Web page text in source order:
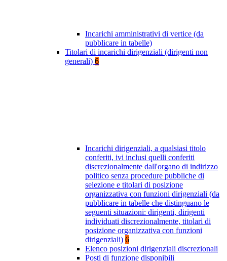
Incarichi amministrativi di vertice (da
pubblicare in tabelle)
Titolari di incarichi dirigenziali (dirigenti non
generali) 6
Incarichi dirigenziali, a qualsiasi titolo
conferiti, ivi inclusi quelli conferiti
discrezionalmente dall'organo di indirizzo
politico senza procedure pubbliche di
selezione e titolari di posizione
organizzativa con funzioni dirigenziali (da
pubblicare in tabelle che distinguano le
seguenti situazioni: dirigenti, dirigenti
individuati discrezionalmente, titolari di
posizione organizzativa con funzioni
dirigenziali) 6
Elenco posizioni dirigenziali discrezionali
Posti di funzione disponibili